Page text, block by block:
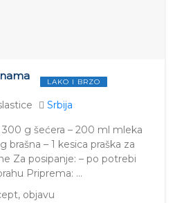
LAKO I BRZO
Srbija
300 g šećera – 200 ml mleka
brašna – 1 kesica praška za
Za posipanje: – po potrebi
Priprema: …
objavu